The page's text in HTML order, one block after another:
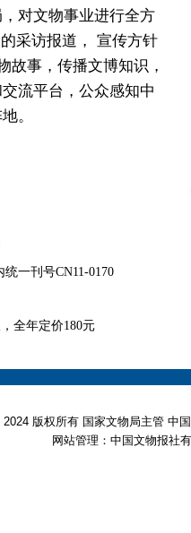
对文物事业进行全方
采访报道， 宣传方针
故事，传播文博知识，
流平台，公众感知中
。
一刊号CN11-0170
全年定价180元
2024 版权所有 国家文物局主管
网站管理：中国文物报社